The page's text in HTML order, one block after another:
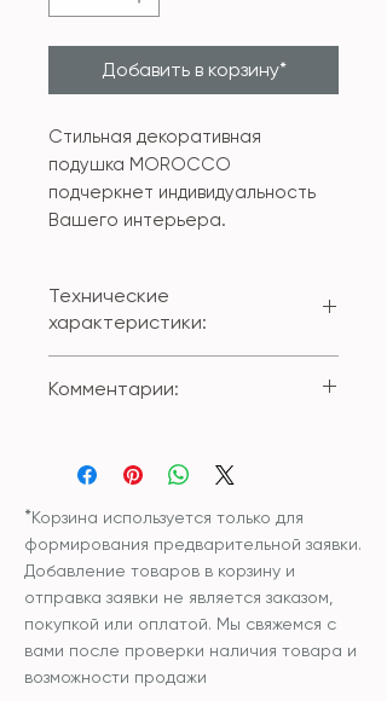
Добавить в корзину*
Стильная декоративная
подушка MOROCCO
подчеркнет индивидуальность
Вашего интерьера.
Технические
характеристики:
100% полиестер
помощи застежки-молнии.
внутренней подушки:
синтетический
гипоаллергенный
наполнитель
Уход: рекомендована сухая
чистка изделия или бережная
ручная стирка и сушка в
Комментарии:
с внутренней подушкой или без
внутренней подушки.
*Корзина используется только для
формирования предварительной заявки.
Добавление товаров в корзину и
отправка заявки не является заказом,
покупкой или оплатой. Мы свяжемся с
вами после проверки наличия товара и
возможности продажи